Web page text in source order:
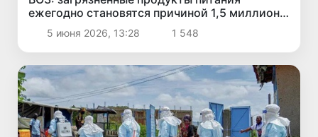
ежегодно становятся причиной 1,5 миллиона
смертей
5 июня 2026, 13:28 1 548